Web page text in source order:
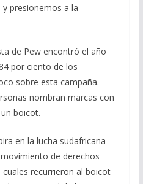
presionemos a la
de Pew encontró el año
por ciento de los
sobre esta campaña.
nombran marcas con
boicot.
en la lucha sudafricana
de derechos
recurrieron al boicot